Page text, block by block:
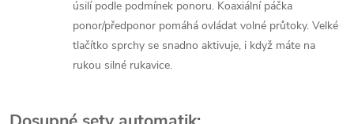
úsilí podle podmínek ponoru. Koaxiální páčka
ponor/předponor pomáhá ovládat volné průtoky. Velké
tlačítko sprchy se snadno aktivuje, i když máte na
rukou silné rukavice.